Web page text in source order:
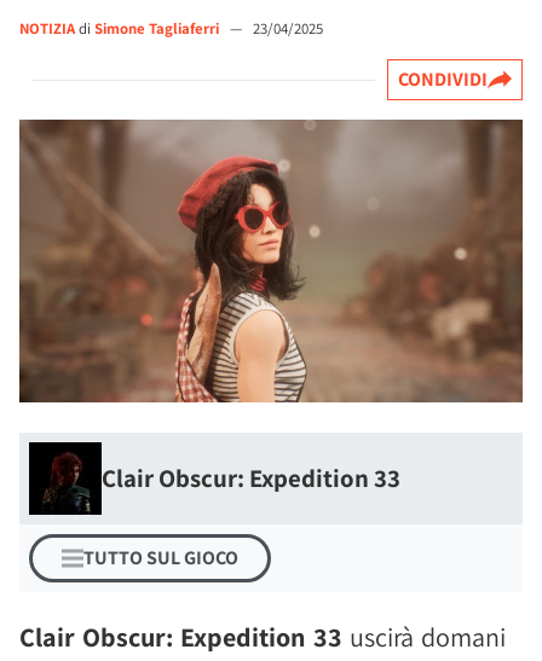
NOTIZIAdi Simone Tagliaferri — 23/04/2025
CONDIVIDI
Clair Obscur: Expedition 33
TUTTO SUL GIOCO
Clair Obscur: Expedition 33 uscirà domani